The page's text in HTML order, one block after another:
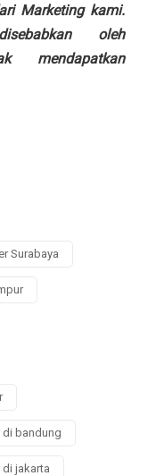
Marketing kami.
oleh
mendapatkan
Surabaya
di bandung
di jakarta